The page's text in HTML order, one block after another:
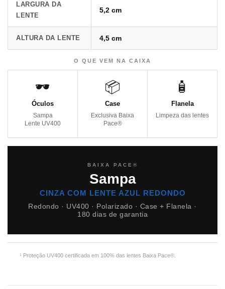
LARGURA DA
LENTE
5,2 cm
ALTURA DA LENTE 4,5 cm
O QUE VEM NA CAIXA
🕶️
Óculos
Sampa
Lente UV400
📦
Case
Exclusiva Baixa
Pace®
🧴
Flanela
Limpeza das lentes
BAIXA PACE®
Sampa
CINZA COM LENTE AZUL REDONDO
Redondo · UV400 · Polarizado · Case + Flanela ·
180 dias de garantia
¹ Proteção UV400 certificada em 100% das lentes Baixa Pace®.